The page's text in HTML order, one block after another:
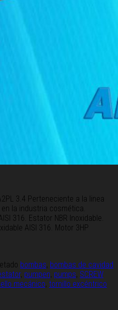
3.4 Perteneciente a la linea
la industria cosmética.
316. Estator NBR Inoxidable.
AISI 316. Motor 3HP
bombas, bombas de cavidad
, pumpen, pumps, SCREW
mecánico, tornillo excéntrico